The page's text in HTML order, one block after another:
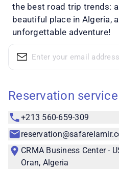
the best road trip trends:
beautiful place in Algeria,
unforgettable adventure!
Reservation service
+213 560-659-309
CRMA Business Center -
Oran, Algeria